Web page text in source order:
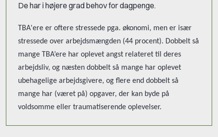
De har i højere grad behov for dagpenge.
TBA'ere er oftere stressede pga. økonomi, men er især
stressede over arbejdsmængden (44 procent). Dobbelt så
mange TBA’ere har oplevet angst relateret til deres
arbejdsliv, og næsten dobbelt så mange har oplevet
ubehagelige arbejdsgivere, og flere end dobbelt så
mange har (været på) opgaver, der kan byde på
voldsomme eller traumatiserende oplevelser.